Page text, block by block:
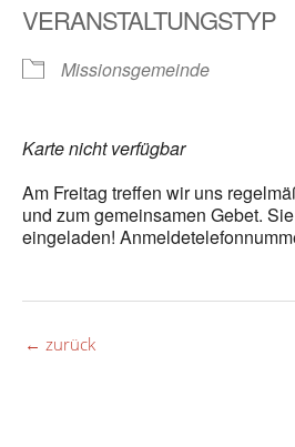
VERANSTALTUNGSTYP
Missionsgemeinde
Karte nicht verfügbar
Am Freitag treffen wir uns
und zum gemeinsamen Gebet.
eingeladen!
← zurück